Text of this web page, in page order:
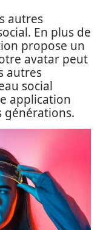
autres
En plus de
propose un
avatar peut
autres
social
application
générations.